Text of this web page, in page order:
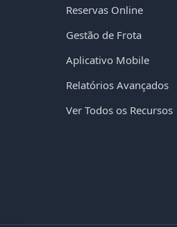
Reservas Online
Gestão de Frota
Aplicativo Mobile
Relatórios Avançados
Ver Todos os Recursos